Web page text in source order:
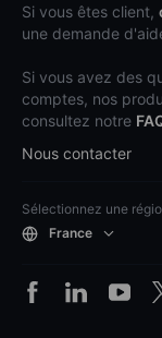
Si vous êtes client,
une demande
Si vous avez des
comptes, nos
consultez notre
Nous contacter
Sélectionnez une
France